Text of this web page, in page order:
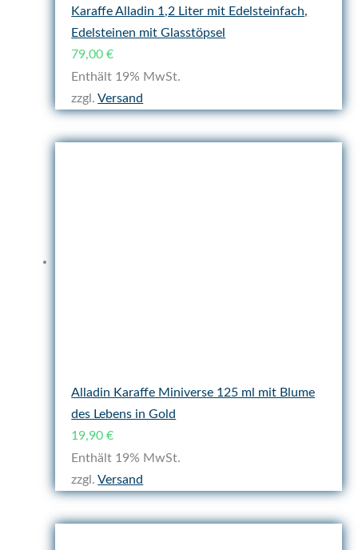
Karaffe Alladin 1,2 Liter mit Edelsteinfach,
Edelsteinen mit Glasstöpsel
79,00€
Enthält 19% MwSt.
zzgl.Versand
Alladin Karaffe Miniverse 125 ml mit Blume
des Lebens in Gold
19,90€
Enthält 19% MwSt.
zzgl.Versand